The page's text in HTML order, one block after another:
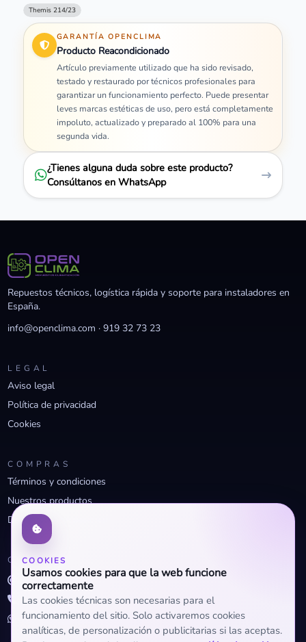
Themis 214/23
GARANTÍA OPENCLIMA
Producto Reacondicionado
Artículo previamente utilizado que ha sido revisado,
testado y restaurado por técnicos profesionales para
garantizar un funcionamiento perfecto. Puede presentar
leves marcas estéticas de uso, pero está completamente
impoluto, actualizado y preparado al 100% para una
segunda vida.
¿Tienes alguna duda sobre este producto?
Consúltanos en WhatsApp
COOKIES
Usamos cookies para que la web funcione
correctamente
Las cookies técnicas son necesarias para el
funcionamiento del sitio. Solo activaremos cookies
analíticas, de personalización o publicitarias si las aceptas.
Repuestos técnicos, logística rápida y soporte para instaladores en
España.
info@openclima.com ·919 32 73 23
LEGAL
Aviso legal
Política de privacidad
Cookies
COMPRAS
Términos y condiciones
Nuestros productos
Descuentos profesionales
CONTACTO
info@openclima.com
919 32 73 23
+34 623 56 04 93 (WhatsApp)